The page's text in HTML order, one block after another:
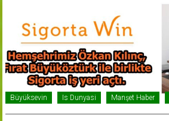
Büyüksevin Is Dunyasi Manşet Haber